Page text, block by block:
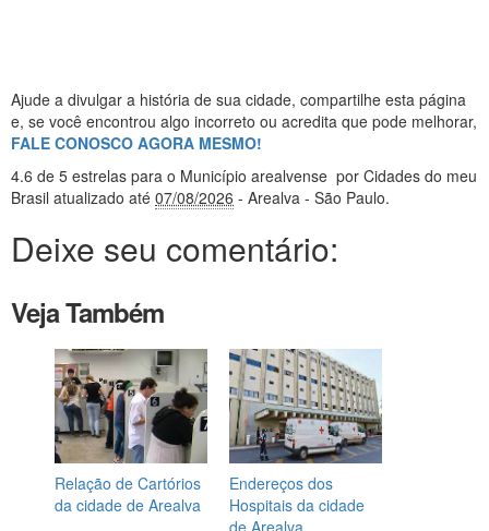
Ajude a divulgar a história de sua cidade, compartilhe esta página
e, se você encontrou algo incorreto ou acredita que pode melhorar,
FALE CONOSCO AGORA MESMO!
4.6 de 5 estrelas para o Município arealvense por Cidades do meu
Brasil atualizado até 07/08/2026 - Arealva - São Paulo.
Deixe seu comentário:
Veja Também
Relação de Cartórios
da cidade de Arealva
Endereços dos
Hospitais da cidade
de Arealva